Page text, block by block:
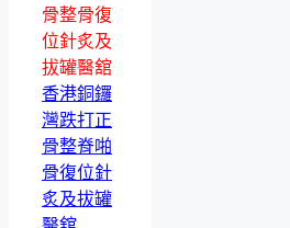
骨整骨復
位針炙及
拔罐醫舘
香港銅鑼
灣跌打正
骨整脊啪
骨復位針
炙及拔罐